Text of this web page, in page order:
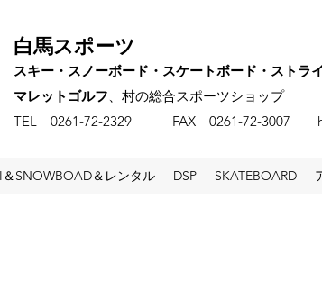
白馬スポーツ
スキー・スノーボード・スケートボード・ストラ
マレットゴルフ、村の総合スポーツショップ
​TEL 0261-72-2329 FAX 0261-72-3007
＆SNOWBOAD＆レンタル DSP SKATEBOARD